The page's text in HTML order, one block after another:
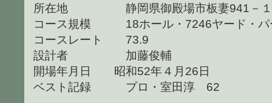
所在地 静岡県御殿場市板妻941－１
コース規模 18ホール・7246ヤード・パ
コースレート 73.9
設計者 加藤俊輔
開場年月日 昭和52年４月26日
ベスト記録 プロ・室田淳 62